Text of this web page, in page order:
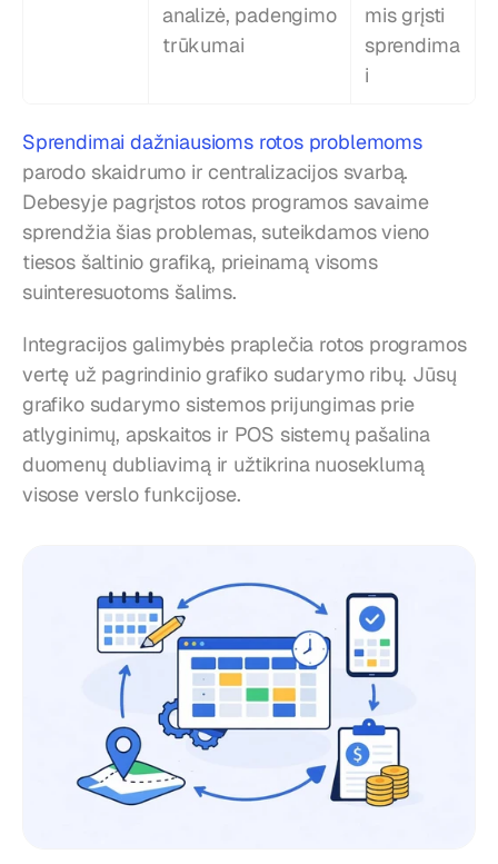
analizė, padengimo
trūkumai
mis grįsti
sprendima
i
Sprendimai dažniausioms rotos problemoms
parodo skaidrumo ir centralizacijos svarbą.
Debesyje pagrįstos rotos programos savaime
sprendžia šias problemas, suteikdamos vieno
tiesos šaltinio grafiką, prieinamą visoms
suinteresuotoms šalims.
Integracijos galimybės praplečia rotos programos
vertę už pagrindinio grafiko sudarymo ribų. Jūsų
grafiko sudarymo sistemos prijungimas prie
atlyginimų, apskaitos ir POS sistemų pašalina
duomenų dubliavimą ir užtikrina nuoseklumą
visose verslo funkcijose.